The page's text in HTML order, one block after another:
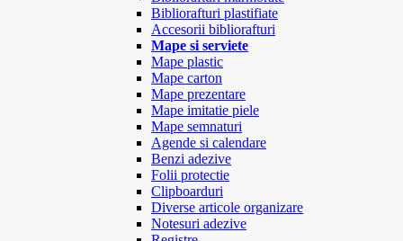
Bibliorafturi plastifiate
Accesorii bibliorafturi
Mape si serviete
Mape plastic
Mape carton
Mape prezentare
Mape imitatie piele
Mape semnaturi
Agende si calendare
Benzi adezive
Folii protectie
Clipboarduri
Diverse articole organizare
Notesuri adezive